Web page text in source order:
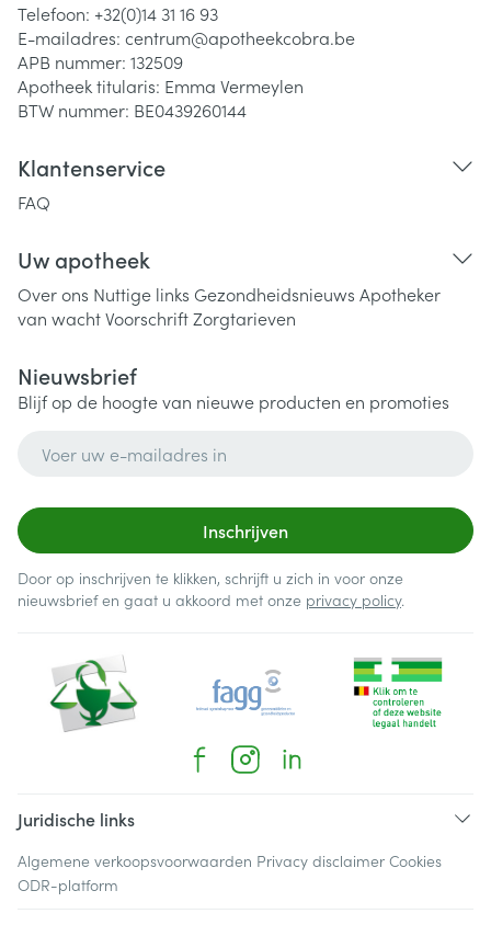
Telefoon: +32(0)14 31 16 93
E-mailadres: centrum@apotheekcobra.be
APB nummer: 132509
Apotheek titularis: Emma Vermeylen
BTW nummer: BE0439260144
Klantenservice
FAQ
Uw apotheek
Over ons Nuttige links Gezondheidsnieuws Apotheker
van wachtVoorschriftZorgtarieven
Nieuwsbrief
Blijf op de hoogte van nieuwe producten en promoties
Inschrijven
Door op inschrijven te klikken, schrijft u zich in voor onze
nieuwsbrief en gaat u akkoord met onze privacy policy.
Juridische links
Algemene verkoopsvoorwaarden Privacy disclaimer Cookies
ODR-platform